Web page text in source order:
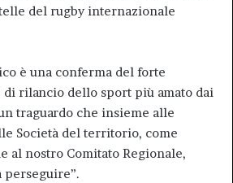
del rugby internazionale
è una conferma del forte
rilancio dello sport più amato dai
traguardo che insieme alle
Società del territorio, come
al nostro Comitato Regionale,
perseguire”.